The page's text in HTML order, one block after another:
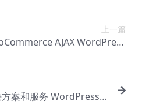
上一篇
AJAX WordPress
案和服务 WordPress